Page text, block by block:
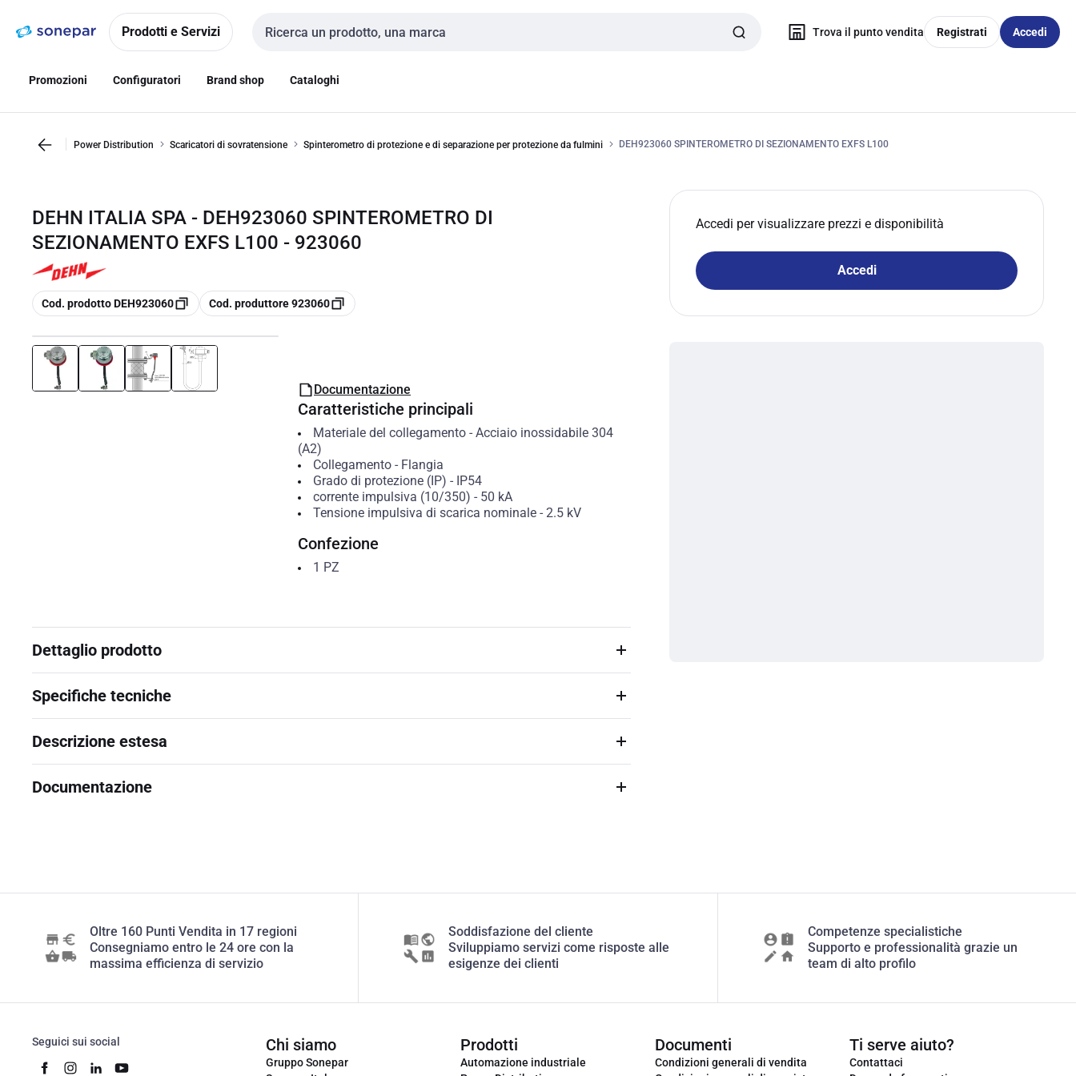
navigazionealla
Prodotti e Servizi
Cerca input
Trova il punto vendita Registrati Accedi
Promozioni Configuratori Brand shop Cataloghi
Power Distribution Scaricatori di sovratensione Spinterometro di protezione e di separazione per protezione da fulmini DEH923060 SPINTEROMETRO DI SEZIONAMENTO EXFS L100
DEHN ITALIA SPA - DEH923060 SPINTEROMETRO DI
SEZIONAMENTO EXFS L100 - 923060
copia
Cod. prodotto DEH923060 copia
Cod. produttore 923060
Accedi per visualizzare prezzi e disponibilità
Accedi
Documentazione
Caratteristiche principali
Materiale del collegamento- Acciaio inossidabile 304
(A2)
Collegamento- Flangia
Grado di protezione (IP) - IP54
corrente impulsiva (10/350) - 50 kA
Tensione impulsiva di scarica nominale- 2.5 kV
Confezione
1 PZ
Dettaglio prodotto
Specifiche tecniche
Descrizione estesa
Documentazione
Oltre 160 Punti Vendita in 17 regioni
Consegniamo entro le 24 ore con la
massima efficienza di servizio
Soddisfazione del cliente
Sviluppiamo servizi come risposte alle
esigenze dei clienti
Competenze specialistiche
Supporto e professionalità grazie un
team di alto profilo
Seguici sui social Chi siamo
Gruppo Sonepar
Prodotti
Automazione industriale
Documenti
Condizioni generali di vendita
Ti serve aiuto?
Contattaci